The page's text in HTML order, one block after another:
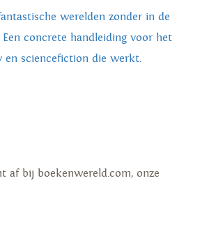
werelden zonder in de
concrete handleiding voor het
en sciencefiction die werkt.
af bij boekenwereld.com, onze